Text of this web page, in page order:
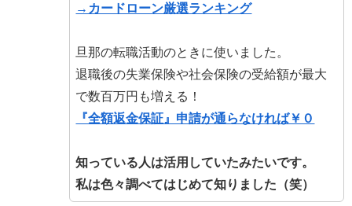
→カードローン厳選ランキング
旦那の転職活動のときに使いました。
退職後の失業保険や社会保険の受給額が最大
で数百万円も増える！
『全額返金保証』申請が通らなければ￥０
知っている人は活用していたみたいです。
私は色々調べてはじめて知りました（笑）